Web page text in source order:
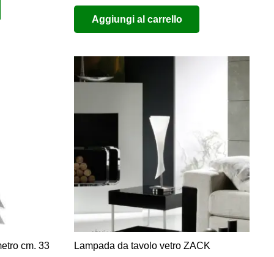
prezzo
originale
era:
prezzo
attuale
è:
Aggiungi al carrello
cm. 33 Lampada da tavolo vetro ZACK